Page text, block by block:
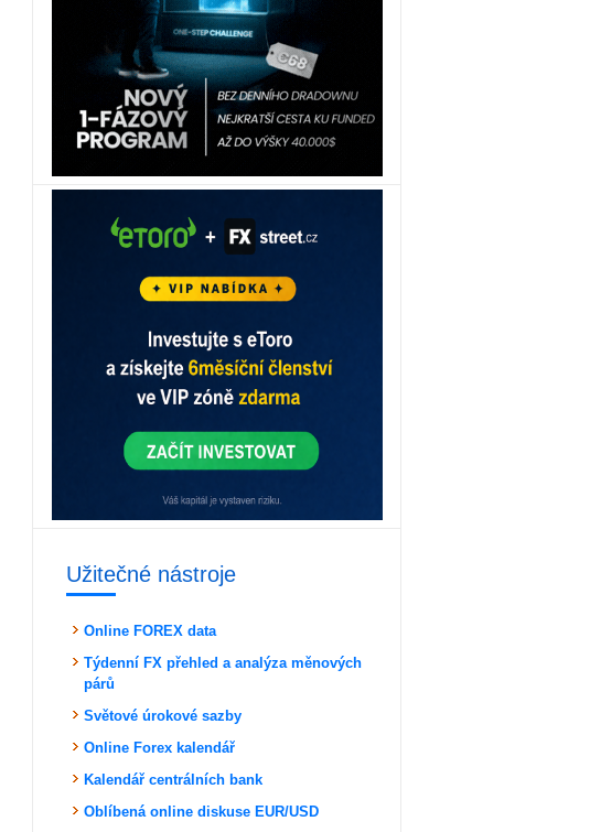
Užitečné nástroje
Online FOREX data
Týdenní FX přehled a analýza měnových
párů
Světové úrokové sazby
Online Forex kalendář
Kalendář centrálních bank
Oblíbená online diskuse EUR/USD